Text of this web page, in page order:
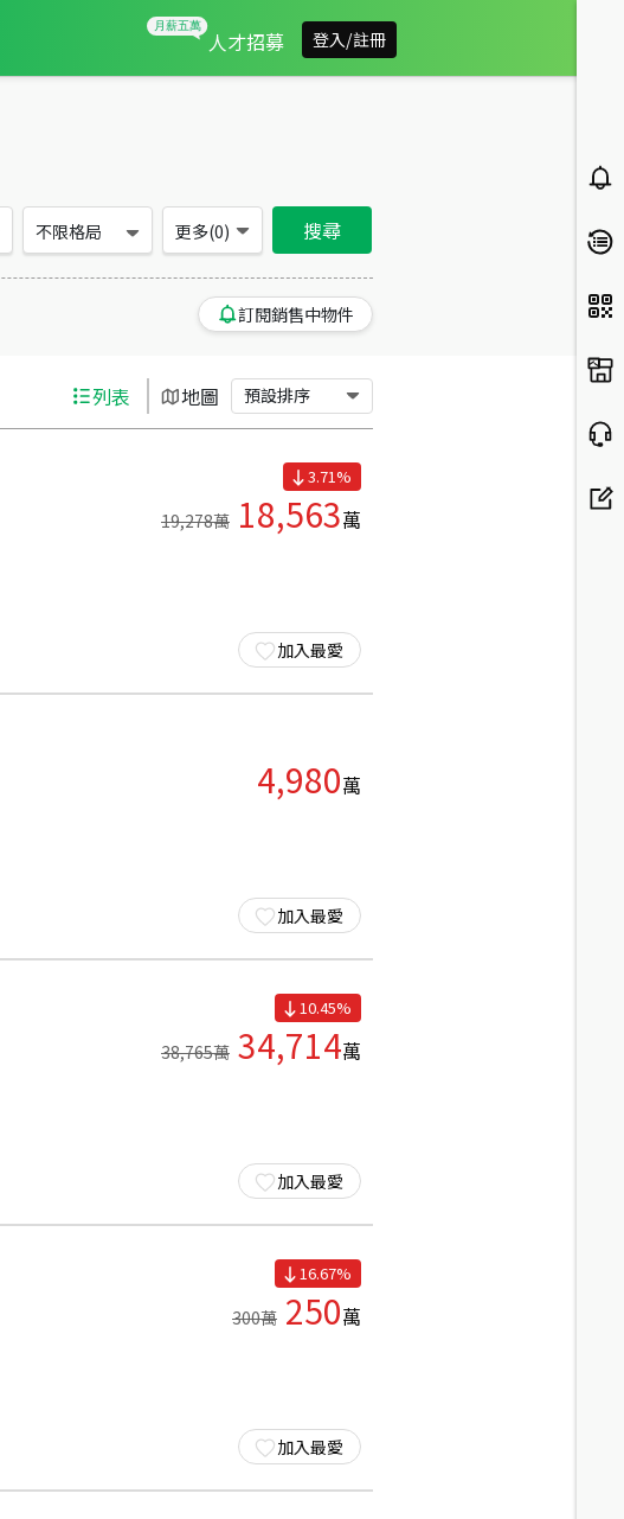
人才招募 登入/註冊
不限格局 更多(0) 搜尋
訂閱銷售中物件
列表 地圖 預設排序
3.71%
19,278萬 18,563萬
加入最愛
4,980萬
加入最愛
10.45%
38,765萬 34,714萬
加入最愛
16.67%
300萬 250萬
加入最愛